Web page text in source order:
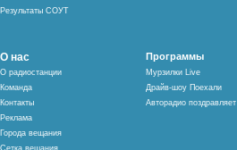
Результаты СОУТ
О нас
О радиостанции
Команда
Контакты
Реклама
Города вещания
Сетка вещания
Программы
Мурзилки Live
Драйв-шоу Поехали
Авторадио поздравляет